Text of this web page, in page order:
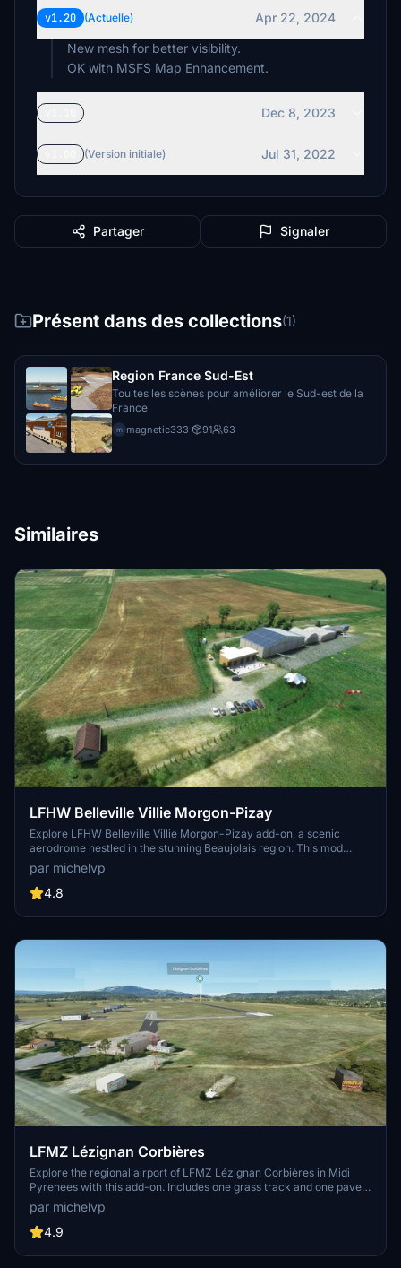
v1.20 (Actuelle)
Apr 22, 2024
New mesh for better visibility.
OK with MSFS Map Enhancement.
Dec 8, 2023
(Version initiale) Jul 31, 2022
Partager Signaler
Présent dans des collections(1)
Region France Sud-Est
Tou tes les scènes pour améliorer le Sud-est de la
France
m magnetic333· 91 63
Similaires
LFHW Belleville Villie Morgon-Pizay
Explore LFHW Belleville Villie Morgon-Pizay add-on, a scenic
aerodrome nestled in the stunning Beaujolais region. This mod
features a single grass runway (16/34) measuring 516m x 60m at an
altitude of 705 feet. Perfect for daytime VFR flights in Microsoft
Flight Simulator.
par michelvp
4.8
LFMZ Lézignan Corbières
Explore the regional airport of LFMZ Lézignan Corbières in Midi
Pyrenees with this add-on. Includes one grass track and one paved
track for daytime navigation. Altitude of 204 feet and GPS
coordinates provided for an immersive experience. Simply drop it
into your community folder and enjoy flying in this scenic location.
par michelvp
4.9